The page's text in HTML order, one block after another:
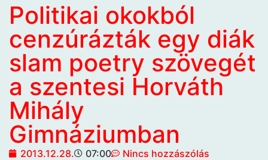
Politikai okokból
cenzúrázták egy diák
slam poetry szövegét
a szentesi Horváth
Mihály
Gimnáziumban
2013.12.28. 07:00 Nincs hozzászólás